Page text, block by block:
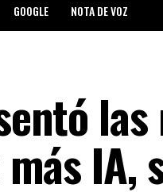
GOOGLE NOTA DE VOZ
las
IA,